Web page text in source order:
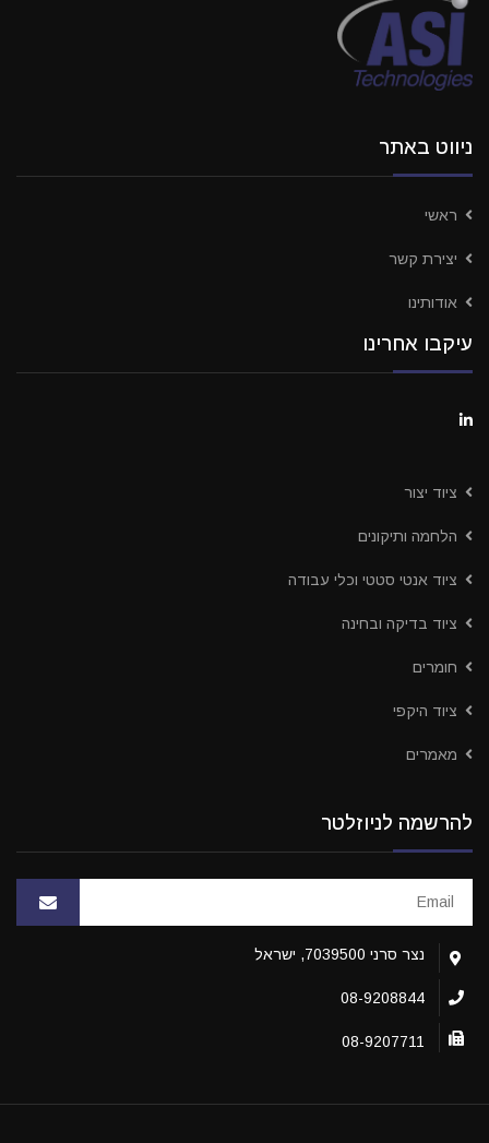
ניווט באתר
ראשי
יצירת קשר
אודותינו
עיקבו אחרינו
ציוד יצור
הלחמה ותיקונים
ציוד אנטי סטטי וכלי עבודה
ציוד בדיקה ובחינה
חומרים
ציוד היקפי
מאמרים
להרשמה לניוזלטר
נצר סרני 7039500, ישראל
08-9208844
08-9207711